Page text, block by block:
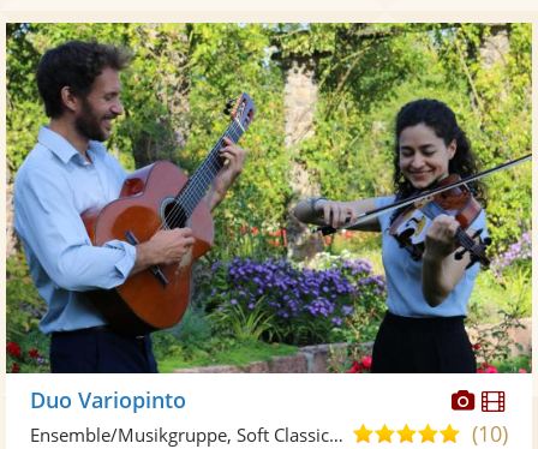
Duo Variopinto
5,0(10)
Ensemble/Musikgruppe, Soft Classic-Duo